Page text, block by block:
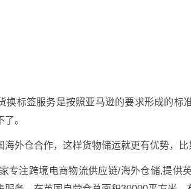
换标签服务是按照亚马逊的要求形成的标
。
外仓合作，这样货物储运就更有优势，比
专注跨境电商物流供应链/海外仓储,提供